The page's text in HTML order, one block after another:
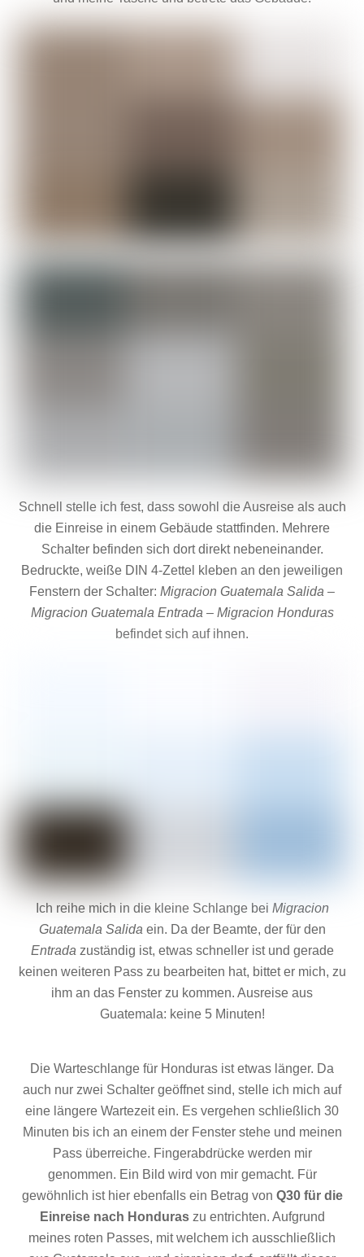
Schnell stelle ich fest, dass sowohl die Ausreise als auch
die Einreise in einem Gebäude stattfinden. Mehrere
Schalter befinden sich dort direkt nebeneinander.
Bedruckte, weiße DIN 4-Zettel kleben an den jeweiligen
Fenstern der Schalter: Migracion Guatemala Salida –
Migracion Guatemala Entrada – Migracion Honduras
befindet sich auf ihnen.
Ich reihe mich in die kleine Schlange bei Migracion
Guatemala Salida ein. Da der Beamte, der für den
Entrada zuständig ist, etwas schneller ist und gerade
keinen weiteren Pass zu bearbeiten hat, bittet er mich, zu
ihm an das Fenster zu kommen. Ausreise aus
Guatemala: keine 5 Minuten!
Die Warteschlange für Honduras ist etwas länger. Da
auch nur zwei Schalter geöffnet sind, stelle ich mich auf
eine längere Wartezeit ein. Es vergehen schließlich 30
Minuten bis ich an einem der Fenster stehe und meinen
Pass überreiche. Fingerabdrücke werden mir
genommen. Ein Bild wird von mir gemacht. Für
gewöhnlich ist hier ebenfalls ein Betrag von Q30 für die
Einreise nach Honduraszu entrichten. Aufgrund
meines roten Passes, mit welchem ich ausschließlich